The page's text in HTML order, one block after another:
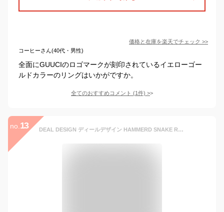
価格と在庫を楽天でチェック >>
コーヒーさん(40代・男性)
全面にGUUCIのロゴマークが刻印されているイエローゴー
ルドカラーのリングはいかがですか。
全てのおすすめコメント (1件) >
no. 13 DEAL DESIGN ディールデザイン HAMMERD SNAKE RING リング(フリーサイズ) DEAL LTD メンズアクセサリー ロック ギフト シルバー950 シルバーアクセサリー 銀 SV950 ブリタニアシルバー 指輪 シルバーリング 銀指輪 メンズリング レディースリング バイカー 老舗ブランド